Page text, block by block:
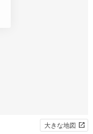
大きな地図